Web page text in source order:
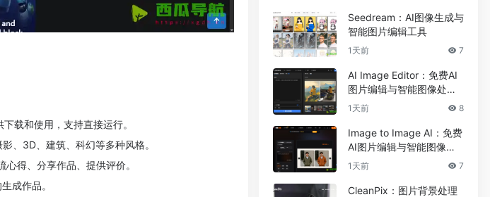
载和使用，支持直接运行。
、3D、建筑、科幻等多种风格。
得、分享作品、提供评价。
成作品。
Seedream：AI图像生成与
智能图片编辑工具
1天前 7
AI Image Editor：免费AI
图片编辑与智能图像处理
工具
1天前 8
Image to Image AI：免费
AI图片编辑与智能图像处
理工具
1天前 7
CleanPix：图片背景处理